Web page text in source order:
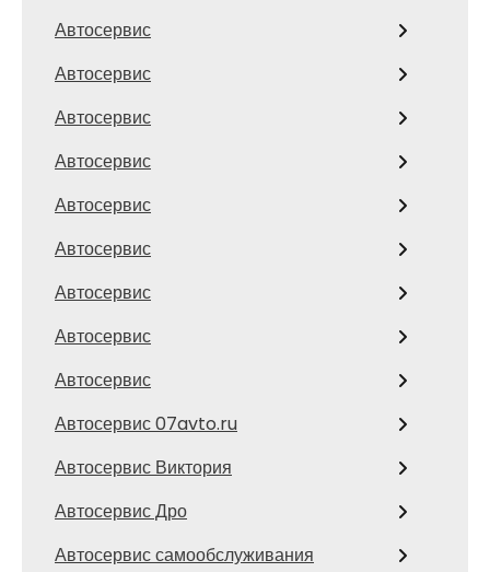
Автосервис
Автосервис
Автосервис
Автосервис
Автосервис
Автосервис
Автосервис
Автосервис
Автосервис
Автосервис 07avto.ru
Автосервис Виктория
Автосервис Дро
Автосервис самообслуживания